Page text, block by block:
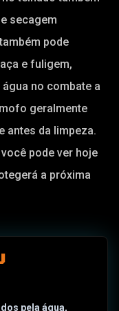
secagem
pode
e fuligem,
no combate a
geralmente
antes da limpeza.
pode ver hoje
a próxima
pela água,